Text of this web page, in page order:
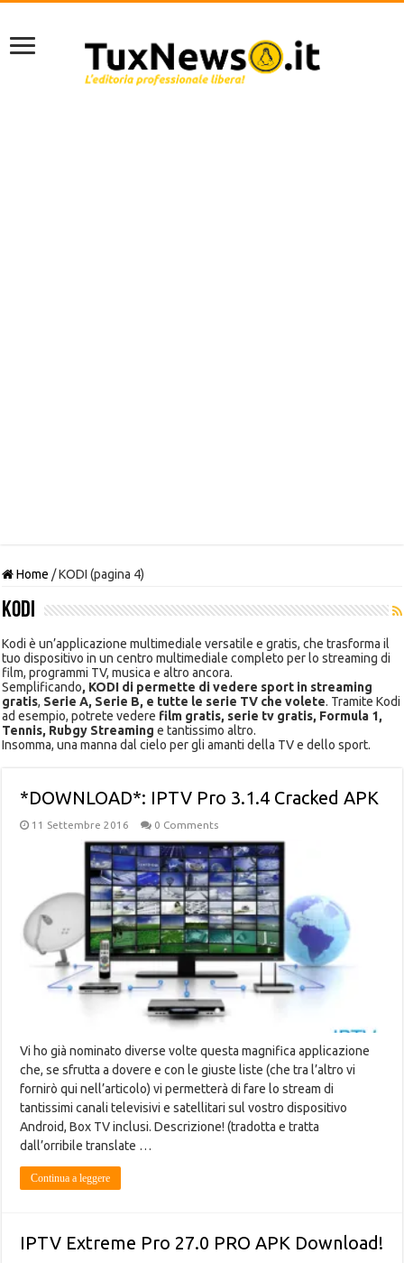
Home /KODI (pagina 4)
KODI
Kodi è un’applicazione multimediale versatile e gratis, che trasforma il
tuo dispositivo in un centro multimediale completo per lo streaming di
film, programmi TV, musica e altro ancora.
Semplificando, KODI di permette di vedere sport in streaming
gratis, Serie A, Serie B, e tutte le serie TV che volete. Tramite Kodi
ad esempio, potrete vedere film gratis, serie tv gratis, Formula 1,
Tennis, Rubgy Streaming e tantissimo altro.
Insomma, una manna dal cielo per gli amanti della TV e dello sport.
*DOWNLOAD*: IPTV Pro 3.1.4 Cracked APK
11 Settembre 2016 0 Comments
Vi ho già nominato diverse volte questa magnifica applicazione
che, se sfrutta a dovere e con le giuste liste (che tra l’altro vi
fornirò qui nell’articolo) vi permetterà di fare lo stream di
tantissimi canali televisivi e satellitari sul vostro dispositivo
Android, Box TV inclusi. Descrizione! (tradotta e tratta
dall’orribile translate …
Continua a leggere
IPTV Extreme Pro 27.0 PRO APK Download!